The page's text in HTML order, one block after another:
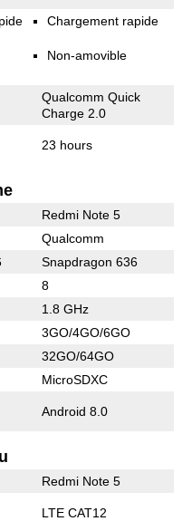
Chargement rapide
Non-amovible
Qualcomm Quick
Charge 2.0
23 hours
Redmi Note 5
Qualcomm
Snapdragon 636
8
1.8 GHz
3GO/4GO/6GO
32GO/64GO
MicroSDXC
Android 8.0
Redmi Note 5
LTE CAT12